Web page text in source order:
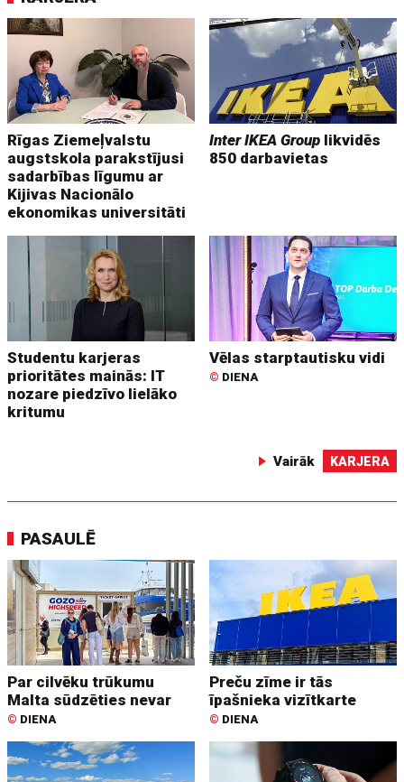
Rīgas Ziemeļvalstu
augstskola parakstījusi
sadarbības līgumu ar
Kijivas Nacionālo
ekonomikas universitāti
Inter IKEA Group likvidēs
850 darbavietas
Studentu karjeras
prioritātes mainās: IT
nozare piedzīvo lielāko
kritumu
Vēlas starptautisku vidi
© DIENA
Vairāk KARJERA
PASAULĒ
Par cilvēku trūkumu
Malta sūdzēties nevar
© DIENA
Preču zīme ir tās
īpašnieka vizītkarte
© DIENA